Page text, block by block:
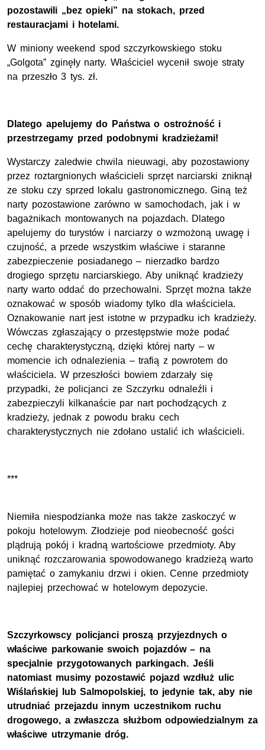
pozostawili „bez opieki” na stokach, przed
restauracjami i hotelami.
W miniony weekend spod szczyrkowskiego stoku
„Golgota” zginęły narty. Właściciel wycenił swoje straty
na przeszło 3 tys. zł.
Dlatego apelujemy do Państwa o ostrożność i
przestrzegamy przed podobnymi kradzieżami!
Wystarczy zaledwie chwila nieuwagi, aby pozostawiony
przez roztargnionych właścicieli sprzęt narciarski zniknął
ze stoku czy sprzed lokalu gastronomicznego. Giną też
narty pozostawione zarówno w samochodach, jak i w
bagażnikach montowanych na pojazdach. Dlatego
apelujemy do turystów i narciarzy o wzmożoną uwagę i
czujność, a przede wszystkim właściwe i staranne
zabezpieczenie posiadanego – nierzadko bardzo
drogiego sprzętu narciarskiego. Aby uniknąć kradzieży
narty warto oddać do przechowalni. Sprzęt można także
oznakować w sposób wiadomy tylko dla właściciela.
Oznakowanie nart jest istotne w przypadku ich kradzieży.
Wówczas zgłaszający o przestępstwie może podać
cechę charakterystyczną, dzięki której narty – w
momencie ich odnalezienia – trafią z powrotem do
właściciela. W przeszłości bowiem zdarzały się
przypadki, że policjanci ze Szczyrku odnaleźli i
zabezpieczyli kilkanaście par nart pochodzących z
kradzieży, jednak z powodu braku cech
charakterystycznych nie zdołano ustalić ich właścicieli.
***
Niemiła niespodzianka może nas także zaskoczyć w
pokoju hotelowym. Złodzieje pod nieobecność gości
plądrują pokój i kradną wartościowe przedmioty. Aby
uniknąć rozczarowania spowodowanego kradzieżą warto
pamiętać o zamykaniu drzwi i okien. Cenne przedmioty
najlepiej przechować w hotelowym depozycie.
Szczyrkowscy policjanci proszą przyjezdnych o
właściwe parkowanie swoich pojazdów – na
specjalnie przygotowanych parkingach. Jeśli
natomiast musimy pozostawić pojazd wzdłuż ulic
Wiślańskiej lub Salmopolskiej, to jedynie tak, aby nie
utrudniać przejazdu innym uczestnikom ruchu
drogowego, a zwłaszcza służbom odpowiedzialnym za
właściwe utrzymanie dróg.